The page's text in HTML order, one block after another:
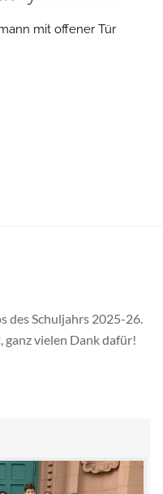
mit offener Tür
des Schuljahrs 2025-26.
ganz vielen Dank dafür!